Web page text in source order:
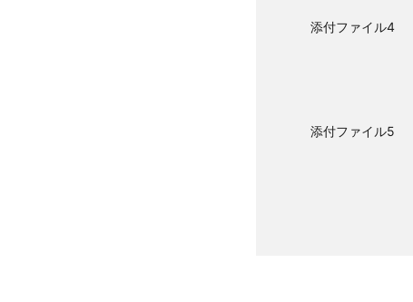
添付ファイル4
添付ファイル5